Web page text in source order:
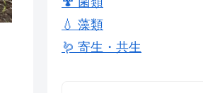
💧 藻類
🪱 寄生・共生